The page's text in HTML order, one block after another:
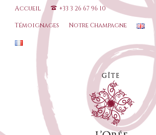
Accueil +33 3 26 67 96 10
Témoignages Notre Champagne